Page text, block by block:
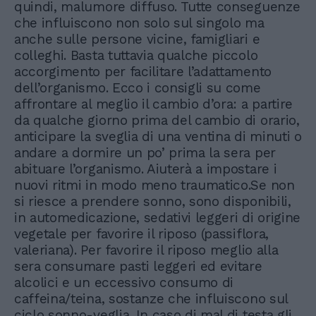
quindi, malumore diffuso. Tutte conseguenze
che influiscono non solo sul singolo ma
anche sulle persone vicine, famigliari e
colleghi. Basta tuttavia qualche piccolo
accorgimento per facilitare l’adattamento
dell’organismo. Ecco i consigli su come
affrontare al meglio il cambio d’ora: a partire
da qualche giorno prima del cambio di orario,
anticipare la sveglia di una ventina di minuti o
andare a dormire un po’ prima la sera per
abituare l’organismo. Aiuterà a impostare i
nuovi ritmi in modo meno traumatico.Se non
si riesce a prendere sonno, sono disponibili,
in automedicazione, sedativi leggeri di origine
vegetale per favorire il riposo (passiflora,
valeriana). Per favorire il riposo meglio alla
sera consumare pasti leggeri ed evitare
alcolici e un eccessivo consumo di
caffeina/teina, sostanze che influiscono sul